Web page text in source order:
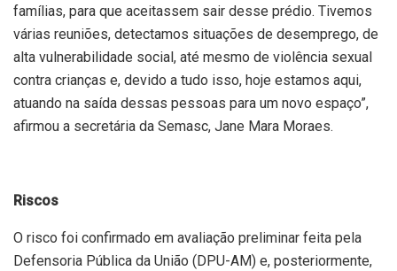
famílias, para que aceitassem sair desse prédio. Tivemos
várias reuniões, detectamos situações de desemprego, de
alta vulnerabilidade social, até mesmo de violência sexual
contra crianças e, devido a tudo isso, hoje estamos aqui,
atuando na saída dessas pessoas para um novo espaço”,
afirmou a secretária da Semasc, Jane Mara Moraes.
Riscos
O risco foi confirmado em avaliação preliminar feita pela
Defensoria Pública da União (DPU-AM) e, posteriormente,